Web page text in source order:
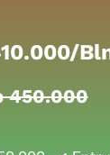
450.000